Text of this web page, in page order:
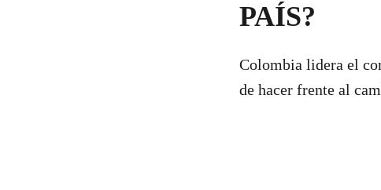
PAÍS?
Colombia lidera el
de hacer frente al